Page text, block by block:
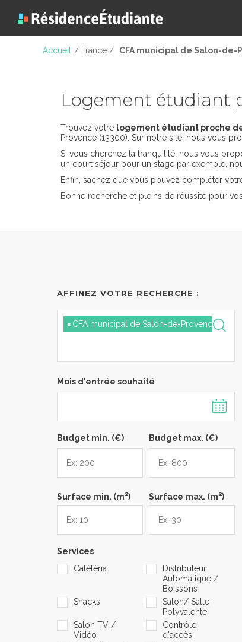
Accueil / France / CFA municipal de Salon-de-
Logement étudiant
Trouvez votre logement étudiant proche
Provence (13300). Sur notre site, nous vous
Si vous cherchez la tranquilité, nous vous
un court séjour pour un stage par exemple,
Enfin, sachez que vous pouvez compléter
Bonne recherche et pleins de réussite pour
AFFINEZ VOTRE RECHERCHE :
× CFA municipal de Salon-de-Provence
Mois d'entrée souhaité
Budget min. (€) Budget max. (€)
Surface min. (m2) Surface max. (m2)
Services
Cafétéria
Distributeur
Automatique /
Boissons
Snacks
Salon/ Salle
Polyvalente
Salon TV /
Vidéo
Contrôle
d'accès